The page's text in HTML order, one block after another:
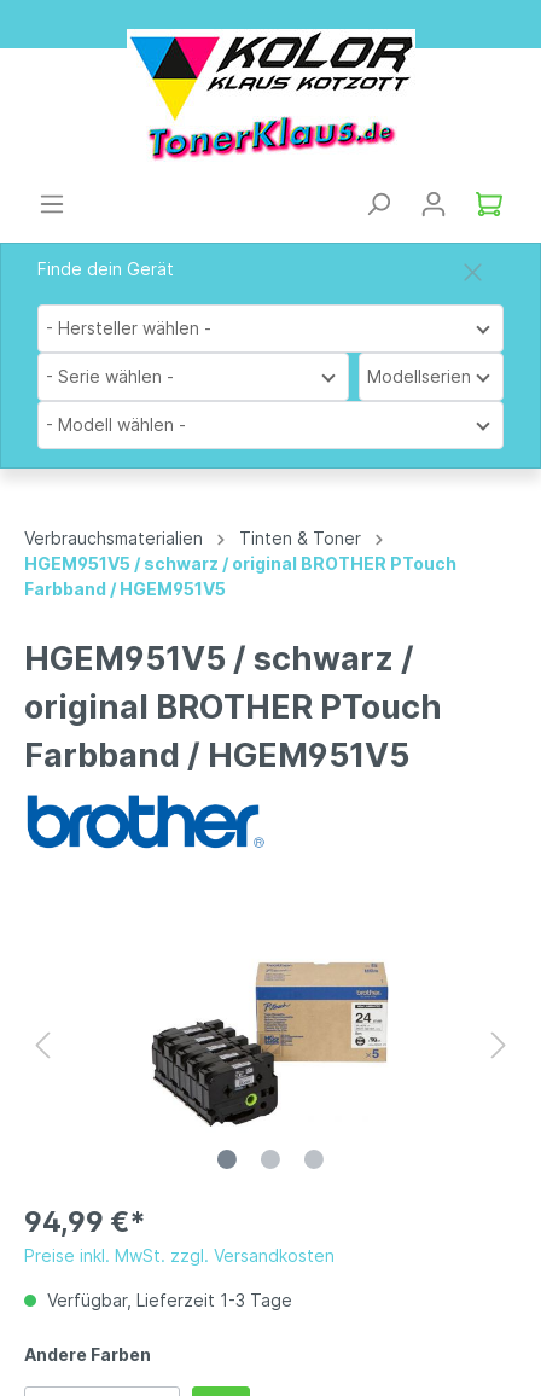
Finde dein Gerät
- Hersteller wählen -
- Serie wählen - Modellserien
- Modell wählen -
Verbrauchsmaterialien
Tinten & Toner
HGEM951V5 / schwarz / original BROTHER PTouch
Farbband / HGEM951V5
HGEM951V5 / schwarz /
original BROTHER PTouch
Farbband / HGEM951V5
94,99 €*
Preise inkl. MwSt. zzgl. Versandkosten
Verfügbar, Lieferzeit 1-3 Tage
Andere Farben